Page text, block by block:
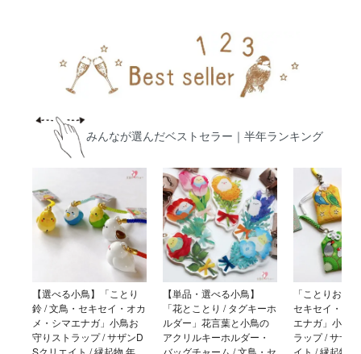
みんなが選んだベストセラー｜半年ランキング
【選べる小鳥】「ことり
鈴 / 文鳥・セキセイ・オカ
メ・シマエナガ」小鳥お
守りストラップ / サザンD
【単品・選べる小鳥】
「花とことり / タグキーホ
ルダー」花言葉と小鳥の
アクリルキーホルダー・
「ことりおま
セキセイ・オ
エナガ」小鳥
ラップ / サザ